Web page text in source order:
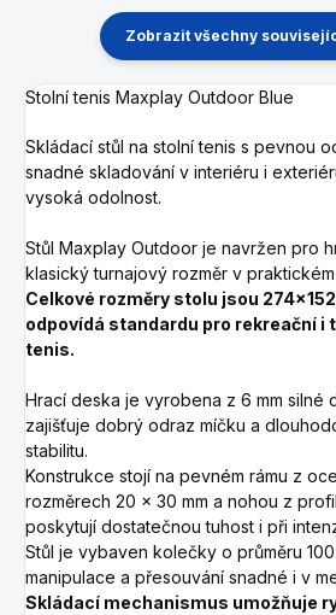
Zobrazit všechny
Stolní tenis Maxplay Outdoor Blue
Skládací stůl na stolní tenis s pevnou
snadné skladování v interiéru i
vysoká odolnost.
Stůl Maxplay Outdoor je navržen pro
klasický turnajový rozměr v
Celkové rozměry stolu jsou
odpovídá standardu pro rekreační i
tenis.
Hrací deska je vyrobena z 6 mm silné
zajišťuje dobrý odraz míčku a
stabilitu.
Konstrukce stojí na pevném rámu z
rozměrech 20 × 30 mm a nohou z
poskytují dostatečnou tuhost i při
Stůl je vybaven kolečky o průměru
manipulace a přesouvání snadné i v
Skládací mechanismus umožňuje